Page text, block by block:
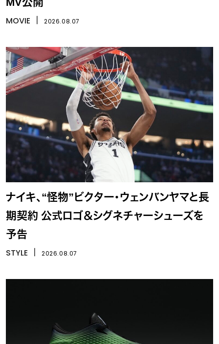
MOVIE 2026.08.07
ナイキ、“怪物”ビクター・ウェンバンヤマと長
期契約 公式ロゴ＆シグネチャーシューズを
予告
STYLE 2026.08.07